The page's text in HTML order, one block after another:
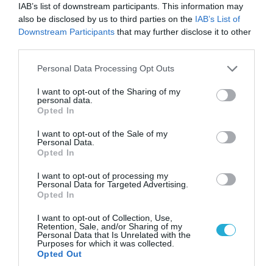
IAB’s list of downstream participants. This information may
also be disclosed by us to third parties on the IAB’s List of
Downstream Participants that may further disclose it to other
Please note that this website/app uses one or more Google
not limited to your visit or usage behaviour. You may click to
grant or deny consent to Google and its third-party tags to
use your data for below specified purposes in below Google
consent section.
Personal Data Processing Opt Outs
I want to opt-out of the Sharing of my
personal data.
Opted In
I want to opt-out of the Sale of my
Personal Data.
Opted In
I want to opt-out of processing my
Personal Data for Targeted Advertising.
Opted In
I want to opt-out of Collection, Use,
Retention, Sale, and/or Sharing of my
Personal Data that Is Unrelated with the
Purposes for which it was collected.
Opted Out
09.08.2026 | 19:02
Ρωσικό Su-34 προκάλεσε τον όλεθρο σε
κτίριο με Ουκρανούς στη Ζαπορίζια – Δείτε
βίντεο
ΠΟΛΙΤΙΚΗ